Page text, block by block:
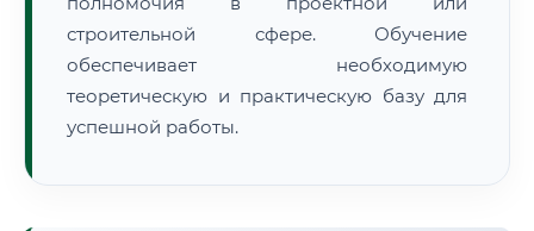
строительной сфере. Обучение
обеспечивает необходимую
теоретическую и практическую базу для
успешной работы.